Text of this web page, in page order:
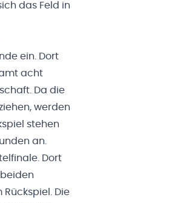
das Feld in
ein. Dort
acht
Da die
werden
stehen
an.
Dort
Die